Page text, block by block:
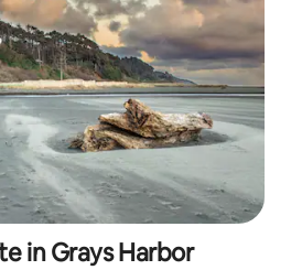
in Grays Harbor